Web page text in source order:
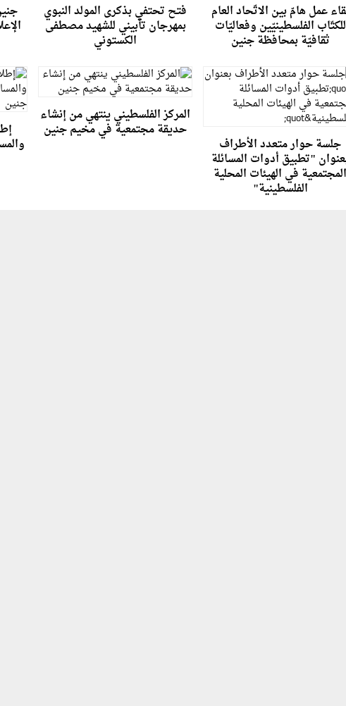
عمل هامّ بين الاتّحاد العام
للكتّاب الفلسطينيّين وفعاليّات
ثقافيّة بمحافظة جنين
فتح تحتفي بذكرى المولد النبوي
بمهرجان تأبيني للشهيد مصطفى
الكستوني
جلسة حوار متعدد الأطراف
"تطبيق أدوات المسائلة
المجتمعية في الهيئات المحلية
الفلسطينية"
المركز الفلسطيني ينتهي من إنشاء
حديقة مجتمعية في مخيم جنين